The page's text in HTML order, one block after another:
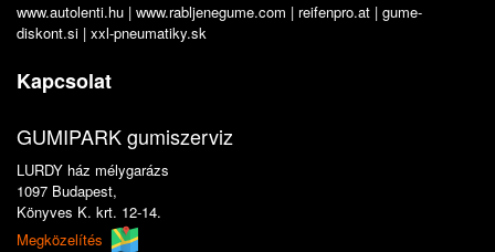
www.autolenti.hu | www.rabljenegume.com | reifenpro.at | gume-
diskont.si | xxl-pneumatiky.sk
Kapcsolat
GUMIPARK gumiszerviz
LURDY ház mélygarázs
1097 Budapest,
Könyves K. krt. 12-14.
Megközelítés